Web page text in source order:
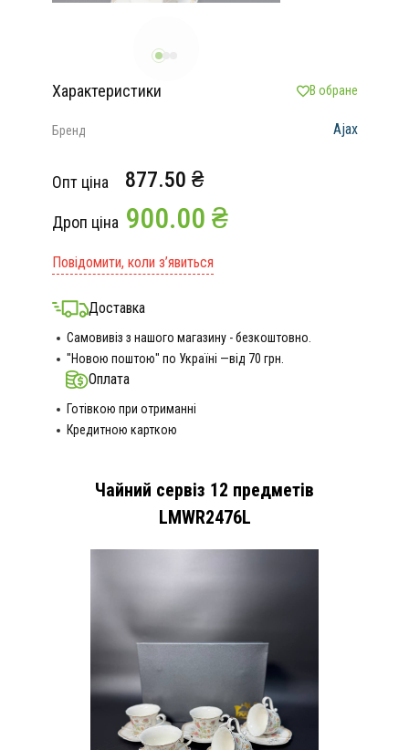
Характеристики В обране
Бренд Ajax
Опт ціна 877.50 ₴
Дроп ціна 900.00 ₴
Повідомити, коли з’явиться
Доставка
Самовивіз з нашого магазину - безкоштовно.
"Новою поштою" по Україні —від 70 грн.
Оплата
Готівкою при отриманні
Кредитною карткою
Чайний сервіз 12 предметів
LMWR2476L